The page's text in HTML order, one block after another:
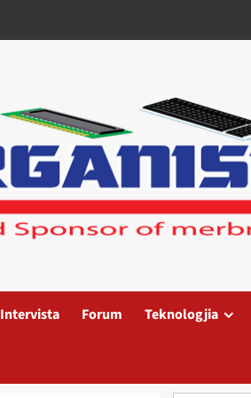
Intervista Forum Teknologjia